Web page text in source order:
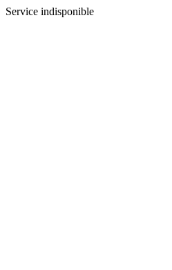
Service indisponible